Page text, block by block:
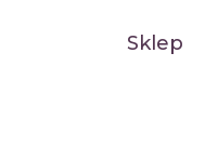
Sklep